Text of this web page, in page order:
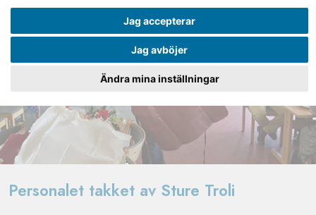
Jag accepterar
Jag avböjer
Ändra mina inställningar
Personalet takket av Sture Troli